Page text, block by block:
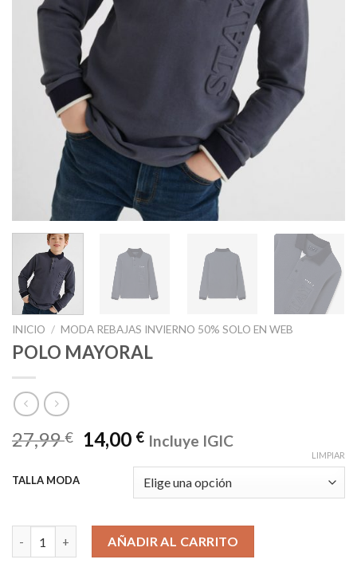
INICIO / MODA REBAJAS INVIERNO 50% SOLO EN WEB
POLO MAYORAL
27,99€ 14,00 € Incluye IGIC
TALLA MODA
LIMPIAR
POLO MAYORAL cantidadAÑADIR AL CARRITO